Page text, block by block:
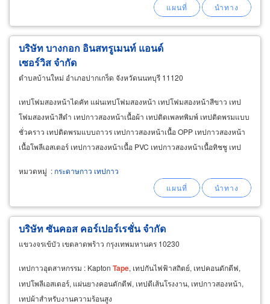
บริษัท บางกอก อินสทรูเมนท์ แอนด์
เซอร์วิส จำกัด
ตำบลบ้านใหม่ อำเภอปากเกร็ด จังหวัดนนทบุรี 11120
เทปโฟมสองหน้าไดคัท แผ่นเทปโฟมสองหน้า เทปโฟมสองหน้าสีขาว เทป
โฟมสองหน้าสีดำ เทปกาวสองหน้าเนื้อผ้า เทปติดเพลทพิมพ์ เทปติดพรมแบบ
ชั่วคราว เทปติดพรมแบบถาวร เทปกาวสองหน้าเนื้อ OPP เทปกาวสองหน้า
เนื้อโพลีเอสเตอร์ เทปกาวสองหน้าเนื้อ PVC เทปกาวสองหน้าเนื้อทิชชู เทป
หมวดหมู่ : กระดาษกาว เทปกาว
บริษัท ซันคอส คอร์เปอร์เรชั่น จำกัด
แขวงจรเข้บัว เขตลาดพร้าว กรุงเทพมหานคร 10230
เทปกาวอุตสาหกรรม : Kapton Tape, เทปกันไฟฟ้าสถิตย์, เทปคอนดักตีฟ,
เทปโพลีเอสเตอร์, แผ่นยางคอนดักตีฟ, เทปตีเส้นโรงงาน, เทปกาวสองหน้า,
เทปผ้าสำหรับงานความร้อนสูง